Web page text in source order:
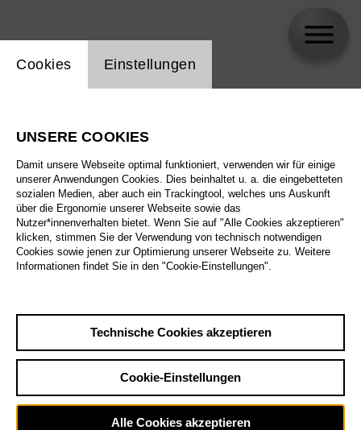
Biographie
Spielplan
Einstellung Website Cookie
Cookies Einstellungen
UNSERE COOKIES
Damit unsere Webseite optimal funktioniert, verwenden wir für einige
unserer Anwendungen Cookies. Dies beinhaltet u. a. die eingebetteten
sozialen Medien, aber auch ein Trackingtool, welches uns Auskunft
über die Ergonomie unserer Webseite sowie das
Nutzer*innenverhalten bietet. Wenn Sie auf "Alle Cookies akzeptieren"
klicken, stimmen Sie der Verwendung von technisch notwendigen
Cookies sowie jenen zur Optimierung unserer Webseite zu. Weitere
Informationen findet Sie in den "Cookie-Einstellungen".
Technische Cookies akzeptieren
Cookie-Einstellungen
Alle Cookies akzeptieren